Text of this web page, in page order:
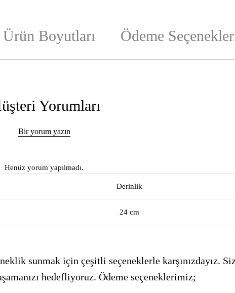
Ürün Boyutları Ödeme
Yorumları
Bir yorum yazın
Henüz yorum yapılmadı.
Derinlik
24 cm
sunmak için çeşitli seçeneklerle karşınızdayız.
hedefliyoruz. Ödeme seçeneklerimiz;